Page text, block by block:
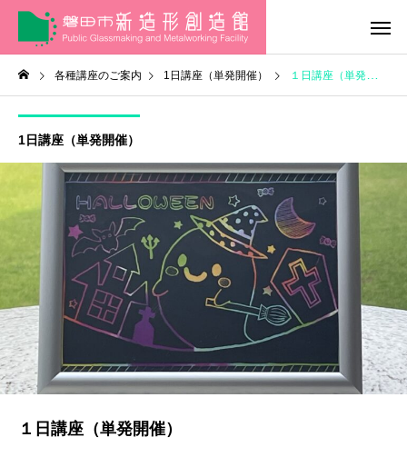
各種講座のご案内 1日講座（単発開催） １日講座（単発開催）
1日講座（単発開催）
１日講座（単発開催）